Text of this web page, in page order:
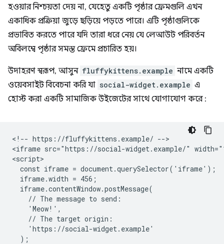
হওয়ার নিশ্চয়তা দেয় না, যেহেতু একটি পৃষ্ঠার ফ্রেমগুলি এখন
একাধিক প্রক্রিয়া জুড়ে ছড়িয়ে পড়তে পারে। এটি পৃষ্ঠাগুলিকে
প্রভাবিত করতে পারে যদি তারা ধরে নেয় যে লেআউট পরিবর্তন
অবিলম্বে পৃষ্ঠার সমস্ত ফ্রেমে প্রচারিত হয়।
উদাহরণ স্বরূপ, আসুন fluffykittens.example নামে একটি
ওয়েবসাইট বিবেচনা করি যা social-widget.example এ
হোস্ট করা একটি সামাজিক উইজেটের সাথে যোগাযোগ করে :
<!-- https://fluffykittens.example/ -->
<iframe src="https://social-widget.example/"
<script>
  const iframe = document.querySelector('iframe');
  iframe.width = 456;
  iframe.contentWindow.postMessage(
    // The message to send:
    'Meow!',
    // The target origin:
    'https://social-widget.example'
  );